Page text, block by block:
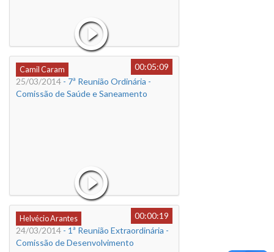
Camil Caram
00:05:09
25/03/2014 - 7ª Reunião Ordinária -
Comissão de Saúde e Saneamento
Helvécio Arantes
00:00:19
24/03/2014 - 1ª Reunião Extraordinária -
Comissão de Desenvolvimento